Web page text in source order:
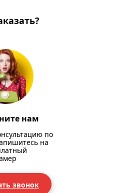
нам
по
на
звонок